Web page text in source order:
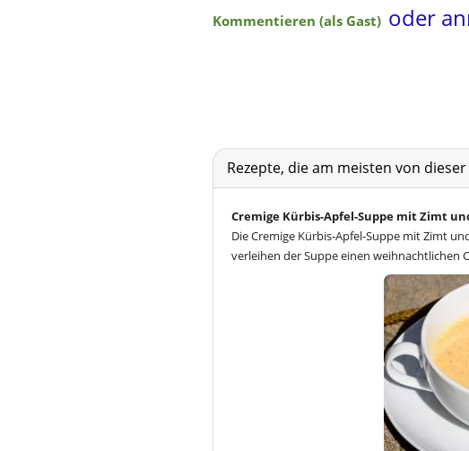
Rezepte, die am meisten von
Cremige Kürbis-Apfel-Suppe mit Zimt
Die Cremige Kürbis-Apfel-Suppe mit Zimt
verleihen der Suppe einen weihnachtlichen